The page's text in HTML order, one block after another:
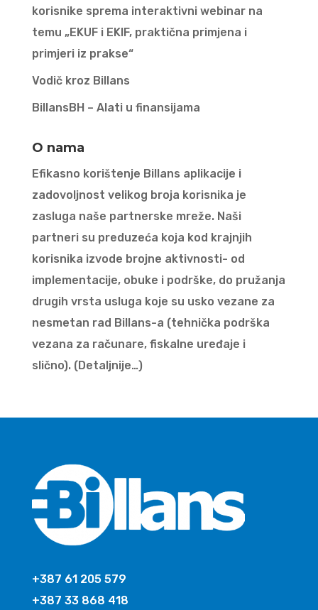
korisnike sprema interaktivni webinar na
temu „EKUF i EKIF, praktična primjena i
primjeri iz prakse“
Vodič kroz Billans
BillansBH – Alati u finansijama
O nama
Efikasno korištenje Billans aplikacije i
zadovoljnost velikog broja korisnika je
zasluga naše partnerske mreže. Naši
partneri su preduzeća koja kod krajnjih
korisnika izvode brojne aktivnosti- od
implementacije, obuke i podrške, do pružanja
drugih vrsta usluga koje su usko vezane za
nesmetan rad Billans-a (tehnička podrška
vezana za računare, fiskalne uređaje i
slično). (Detaljnije…)
+387 61 205 579
+387 33 868 418